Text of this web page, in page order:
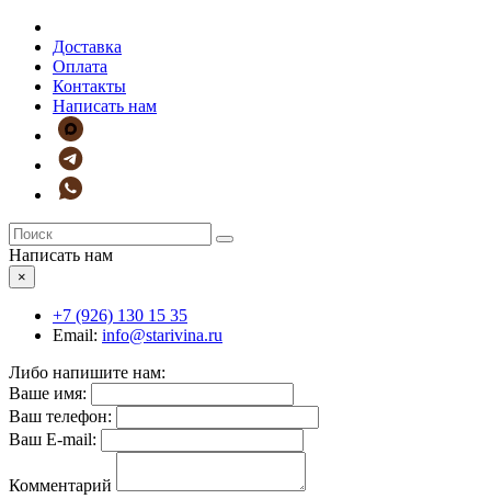
Доставка
Оплата
Контакты
Написать нам
Написать нам
×
+7 (926) 130 15 35
Email: info@starivina.ru
Либо напишите нам:
Ваше имя:
Ваш телефон:
Ваш E-mail:
Комментарий